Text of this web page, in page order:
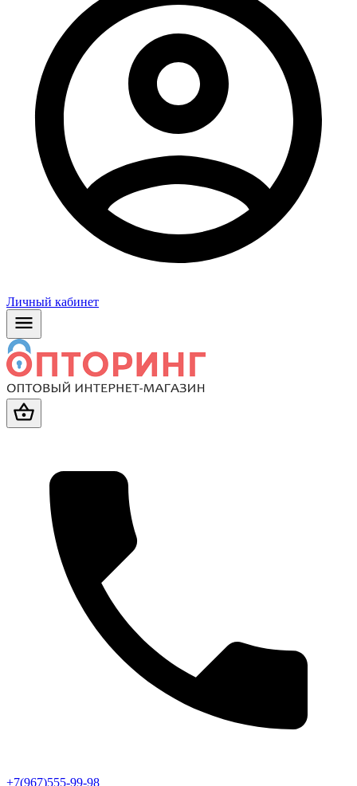
Личный кабинет
+7(967)555-99-98